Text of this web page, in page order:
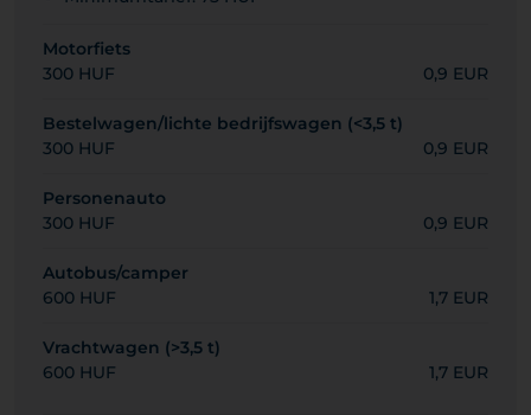
Motorfiets
300 HUF
0,9 EUR
Bestelwagen/lichte bedrijfswagen (<3,5 t)
300 HUF
0,9 EUR
Personenauto
300 HUF
0,9 EUR
Autobus/camper
600 HUF
1,7 EUR
Vrachtwagen (>3,5 t)
600 HUF
1,7 EUR